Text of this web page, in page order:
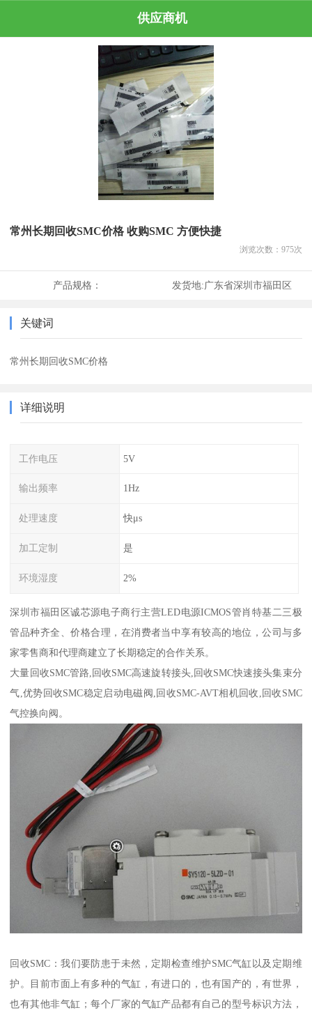
供应商机
常州长期回收SMC价格 收购SMC 方便快捷
浏览次数： 975次
产品规格： 发货地:广东省深圳市福田区
关键词
常州长期回收SMC价格
详细说明
工作电压 5V
输出频率 1Hz
处理速度 快μs
加工定制 是
环境湿度 2%
深圳市福田区诚芯源电子商行主营LED电源ICMOS管肖特基二三极
管品种齐全、价格合理，在消费者当中享有较高的地位，公司与多
家零售商和代理商建立了长期稳定的合作关系。
大量回收SMC管路,回收SMC高速旋转接头,回收SMC快速接头集束分
气,优势回收SMC稳定启动电磁阀,回收SMC-AVT相机回收,回收SMC
气控换向阀。
回收SMC：我们要防患于未然，定期检查维护SMC气缸以及定期维
护。目前市面上有多种的气缸，有进口的，也有国产的，有世界，
也有其他非气缸；每个厂家的气缸产品都有自己的型号标识方法，